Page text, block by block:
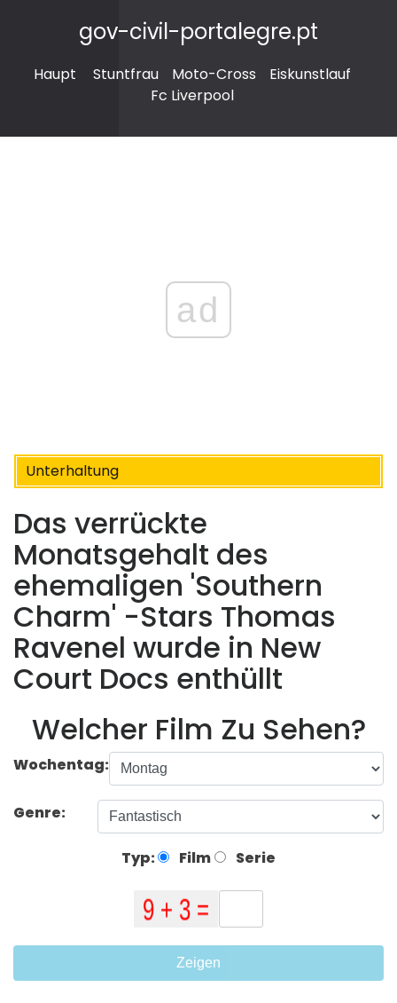
gov-civil-portalegre.pt
Haupt Stuntfrau Moto-Cross
Eiskunstlauf
Fc Liverpool
ad
Unterhaltung
Das verrückte
Monatsgehalt des
ehemaligen 'Southern
Charm' -Stars Thomas
Ravenel wurde in New
Court Docs enthüllt
Welcher Film Zu Sehen?
Wochentag:
Genre:
Typ: Film Serie
Zeigen